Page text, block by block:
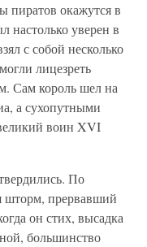
пиратов окажутся в
настолько уверен в
с собой несколько
лицезреть
Сам король шел на
а сухопутными
воин XVI
По
шторм, прервавший
он стих, высадка
большинство